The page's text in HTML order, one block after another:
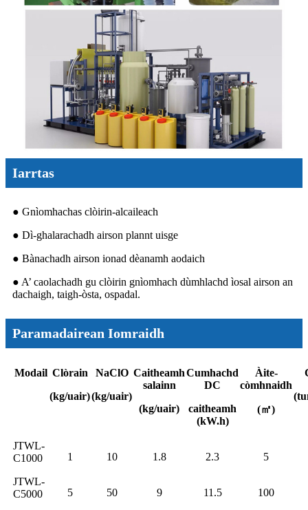
Iarrtas
● Gnìomhachas clòirin-alcaileach
● Dì-ghalarachadh airson plannt uisge
● Bànachadh airson ionad dèanamh aodaich
● A’ caolachadh gu clòirin gnìomhach dùmhlachd ìosal airson an
dachaigh, taigh-òsta, ospadal.
Paramadairean Iomraidh
Modail Clòrain
(kg/uair)
NaClO
(kg/uair)
Caitheamh
salainn
(kg/uair)
Cumhachd
DC
caitheamh
(kW.h)
Àite-
còmhnaidh
(㎡)
JTWL-
C1000
1 10 1.8 2.3 5
JTWL-
C5000
5 50 9 11.5 100